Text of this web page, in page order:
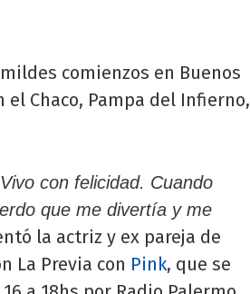
comienzos en Buenos
Chaco, Pampa del Infierno,
con felicidad. Cuando
que me divertía y me
la actriz y ex pareja de
La Previa con Pink, que se